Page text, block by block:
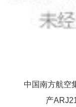
中国南方航空
产